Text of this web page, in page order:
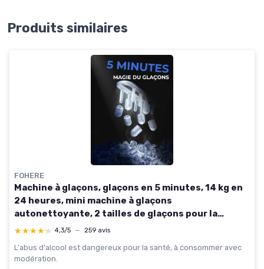
Produits similaires
FOHERE
Machine à glaçons, glaçons en 5 minutes, 14 kg en
24 heures, mini machine à glaçons
autonettoyante, 2 tailles de glaçons pour la
Cuisine/Camping/Maison (Noir Sombre)
★★★★★
★★★★★ 4,3/5 — 259 avis
L'abus d'alcool est dangereux pour la santé, à consommer avec
modération.